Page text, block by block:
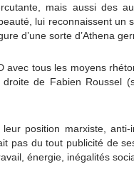
mais aussi des
lui reconnaissent un
d’une sorte d’Athena
avec tous les moyens
de Fabien Roussel
position marxiste, anti-
pas du tout publicité de
énergie, inégalités